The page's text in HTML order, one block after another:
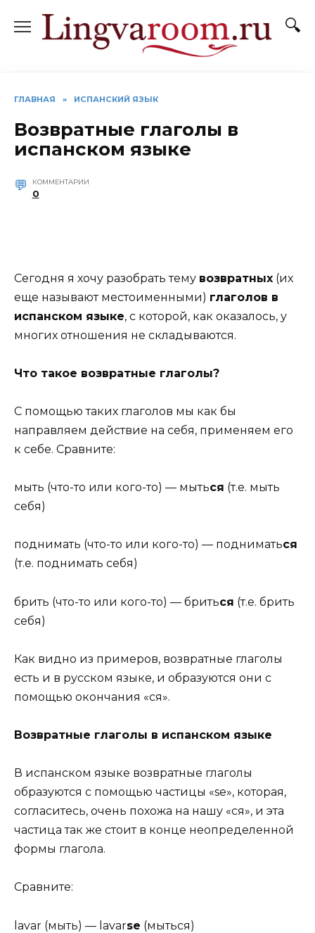
содержанию
ГЛАВНАЯ » ИСПАНСКИЙ ЯЗЫК
Возвратные глаголы в
испанском языке
КОММЕНТАРИИ
0
Сегодня я хочу разобрать тему возвратных (их
еще называют местоименными) глаголов в
испанском языке, с которой, как оказалось, у
многих отношения не складываются.
Что такое возвратные глаголы?
С помощью таких глаголов мы как бы
направляем действие на себя, применяем его
к себе. Сравните:
мыть (что-то или кого-то) — мыться (т.е. мыть
себя)
поднимать (что-то или кого-то) — подниматься
(т.е. поднимать себя)
брить (что-то или кого-то) — бриться (т.е. брить
себя)
Как видно из примеров, возвратные глаголы
есть и в русском языке, и образуются они с
помощью окончания «ся».
Возвратные глаголы в испанском языке
В испанском языке возвратные глаголы
образуются с помощью частицы «se», которая,
согласитесь, очень похожа на нашу «ся», и эта
частица так же стоит в конце неопределенной
формы глагола.
Сравните:
lavar (мыть) — lavarse (мыться)